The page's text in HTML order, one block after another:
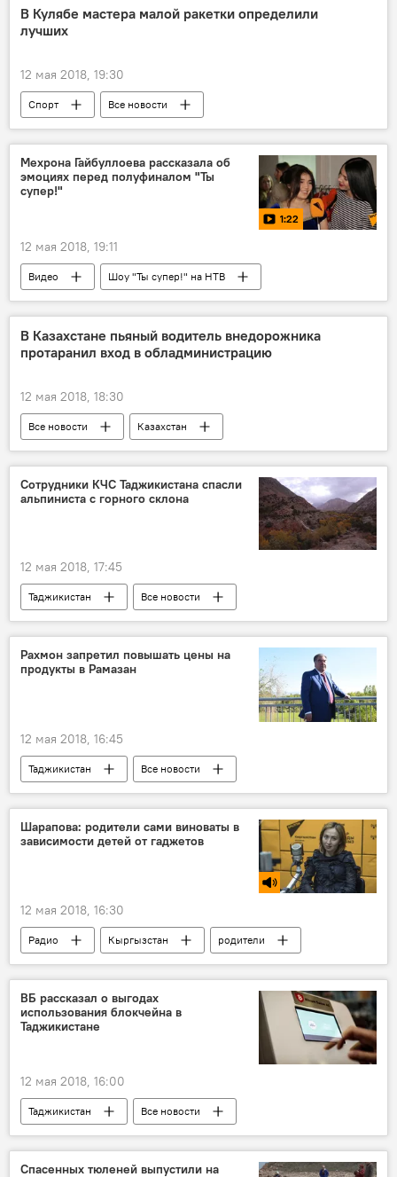
конкурс
Новости Душанбе
В Кулябе мастера малой ракетки определили
лучших
12 мая 2018, 19:30
Спорт
Все новости
Таджикистан: свежие новости спорта
ракета
Новости Куляба и Хатлонской области
Таджикистан
Мехрона Гайбуллоева рассказала об
эмоциях перед полуфиналом "Ты
супер!"
1:22
12 мая 2018, 19:11
Видео
Шоу "Ты супер!" на НТВ
Мехрона Гайбуллоева
"Ты супер!"
полуфинал
Таджикистан
В Казахстане пьяный водитель внедорожника
протаранил вход в обладминистрацию
12 мая 2018, 18:30
Все новости
Казахстан
ДТП и аварии
пьяный
Центральная Азия
Сотрудники КЧС Таджикистана спасли
альпиниста с горного склона
12 мая 2018, 17:45
Таджикистан
Все новости
Прогноз погоды в Таджикистане
Новости Куляба и Хатлонской области
КЧС Таджикистана
Рахмон запретил повышать цены на
продукты в Рамазан
12 мая 2018, 16:45
Таджикистан
Все новости
Эмомали Рахмон
Иди Курбон
праздник
Хадж - 2026: паломничество в Мекку
Шарапова: родители сами виноваты в
зависимости детей от гаджетов
12 мая 2018, 16:30
Радио Кыргызстан
родители
интернет
ВБ рассказал о выгодах
использования блокчейна в
Таджикистане
12 мая 2018, 16:00
Таджикистан
Все новости
Центральная Азия
Всемирный банк
криптовалюта
Спасенных тюленей выпустили на